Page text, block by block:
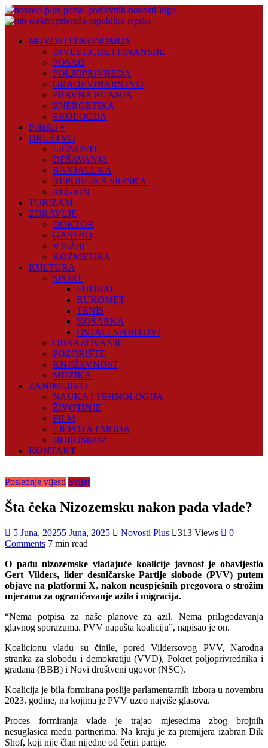
Skip
to
Plus
NOVOSTI EKONOMIJA
INVESTICIJE I FINANSIJE
POSAO
POLJOPRIVREDA
GRAĐEVINARSTVO
PRAVNA PITANJA
ENERGETIKA
EKOLOGIJA
Politika +
DRUŠTVO
LIČNOSTI
DEŠAVANJA
BANJALUKA
REPUBLIKA SRPSKA
REGION
TURIZAM
ZDRAVLJE
DOKTOR
GASTRO
VJEŽBE
KOZMETIKA
KULTURA
SPORT
FUDBAL
RUKOMET
TENIS
KOŠARKA
OSTALI SPORTOVI
OBRAZOVANJE
POZORIŠTE
KNJIŽEVNOST
MUZIKA
ZANIMLJIVO
NAUKA I TEHNOLOGIJA
ŽIVOTINJE
FILM
LJEPOTA I MODA
HOROSKOP
KONTAKT
Poslednje vijesti Svijet
Šta čeka Nizozemsku nakon pada vlade?
5 Juna, 20255 Juna, 2025 Novosti Plus 313 Views
0
Comments 7 min read
O padu nizozemske vladajuće koalicije javnost je obavijestio
Gert Vilders, lider desničarske Partije slobode (PVV) putem
objave na platformi X, nakon neuspješnih pregovora o strožim
mjerama za ograničavanje azila i migracija.
“Nema potpisa za naše planove za azil. Nema prilagođavanja
glavnog sporazuma. PVV napušta koaliciju”, napisao je on.
Koalicionu vladu su činile, pored Vildersovog PVV, Narodna
stranka za slobodu i demokratiju (VVD), Pokret poljoprivrednika i
građana (BBB) i Novi društveni ugovor (NSC).
Koalicija je bila formirana poslije parlamentarnih izbora u novembru
2023. godine, na kojima je PVV uzeo najviše glasova.
Proces formiranja vlade je trajao mjesecima zbog brojnih
nesuglasica među partnerima. Na kraju je za premijera izabran Dik
Shof, koji nije član nijedne od četiri partije.